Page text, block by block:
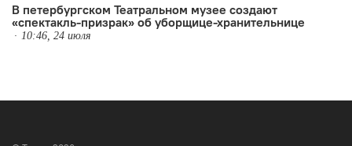
В петербургском Театральном музее создают
«спектакль-призрак» об уборщице-хранительнице
10:46, 24 июля